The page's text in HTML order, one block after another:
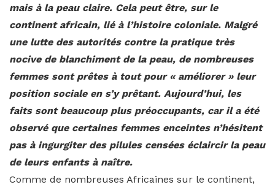
mais à la peau claire. Cela peut être, sur le
continent africain, lié à l’histoire coloniale. Malgré
une lutte des autorités contre la pratique très
nocive de blanchiment de la peau, de nombreuses
femmes sont prêtes à tout pour « améliorer » leur
position sociale en s’y prêtant. Aujourd’hui, les
faits sont beaucoup plus préoccupants, car il a été
observé que certaines femmes enceintes n’hésitent
pas à ingurgiter des pilules censées éclaircir la peau
de leurs enfants à naître.
Comme de nombreuses Africaines sur le continent,